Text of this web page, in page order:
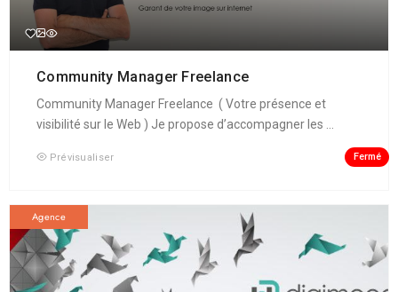
Community Manager Freelance
Community Manager Freelance ( Votre présence et
visibilité sur le Web ) Je propose d’accompagner les ...
Prévisualiser Fermé
Agence